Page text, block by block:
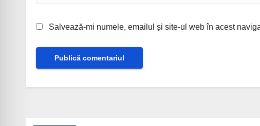
Salvează-mi numele, emailul și site-ul web în acest